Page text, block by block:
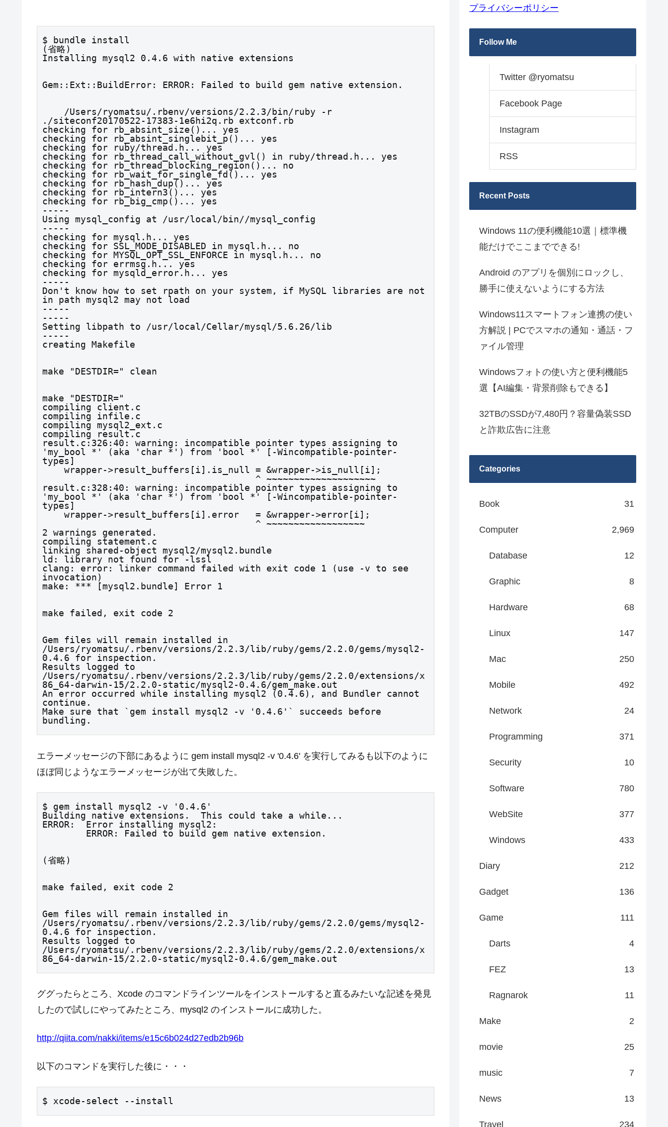
$ bundle install
(省略)
Installing mysql2 0.4.6 with native extensions
Gem::Ext::BuildError: ERROR: Failed to build gem native extension.
./siteconf20170522-17383-1e6hi2q.rb extconf.rb
checking for rb_absint_size()... yes
checking for rb_absint_singlebit_p()... yes
checking for ruby/thread.h... yes
checking for rb_thread_call_without_gvl() in ruby/thread.h... yes
checking for rb_thread_blocking_region()... no
checking for rb_wait_for_single_fd()... yes
checking for rb_hash_dup()... yes
checking for rb_intern3()... yes
checking for rb_big_cmp()... yes
-----
Using mysql_config at /usr/local/bin//mysql_config
-----
checking for mysql.h... yes
checking for SSL_MODE_DISABLED in mysql.h... no
checking for MYSQL_OPT_SSL_ENFORCE in mysql.h... no
checking for errmsg.h... yes
checking for mysqld_error.h... yes
-----
Don't know how to set rpath on your system, if MySQL libraries are not
in path mysql2 may not load
-----
-----
Setting libpath to /usr/local/Cellar/mysql/5.6.26/lib
-----
creating Makefile
make "DESTDIR=" clean
make "DESTDIR="
compiling client.c
compiling infile.c
compiling mysql2_ext.c
compiling result.c
result.c:326:40: warning: incompatible pointer types assigning to
'my_bool *' (aka 'char *') from 'bool *' [-Wincompatible-pointer-
types]
result.c:328:40: warning: incompatible pointer types assigning to
'my_bool *' (aka 'char *') from 'bool *' [-Wincompatible-pointer-
types]
2 warnings generated.
compiling statement.c
linking shared-object mysql2/mysql2.bundle
ld: library not found for -lssl
clang: error: linker command failed with exit code 1 (use -v to see
invocation)
make: *** [mysql2.bundle] Error 1
make failed, exit code 2
Gem files will remain installed in
/Users/ryomatsu/.rbenv/versions/2.2.3/lib/ruby/gems/2.2.0/gems/mysql2-
0.4.6 for inspection.
Results logged to
/Users/ryomatsu/.rbenv/versions/2.2.3/lib/ruby/gems/2.2.0/extensions/x
86_64-darwin-15/2.2.0-static/mysql2-0.4.6/gem_make.out
An error occurred while installing mysql2 (0.4.6), and Bundler cannot
continue.
Make sure that `gem install mysql2 -v '0.4.6'` succeeds before
bundling.
エラーメッセージの下部にあるように gem install mysql2 -v '0.4.6' を実行してみるも以下のように
ほぼ同じようなエラーメッセージが出て失敗した。
$ gem install mysql2 -v '0.4.6'
Building native extensions.  This could take a while...
ERROR:  Error installing mysql2:
        ERROR: Failed to build gem native extension.
(省略)
make failed, exit code 2
Gem files will remain installed in
/Users/ryomatsu/.rbenv/versions/2.2.3/lib/ruby/gems/2.2.0/gems/mysql2-
0.4.6 for inspection.
Results logged to
/Users/ryomatsu/.rbenv/versions/2.2.3/lib/ruby/gems/2.2.0/extensions/x
86_64-darwin-15/2.2.0-static/mysql2-0.4.6/gem_make.out
ググったらところ、Xcode のコマンドラインツールをインストールすると直るみたいな記述を発見
したので試しにやってみたところ、mysql2 のインストールに成功した。
http://qiita.com/nakki/items/e15c6b024d27edb2b96b
以下のコマンドを実行した後に・・・
$ xcode-select --install
プライバシーポリシー
Follow Me
Twitter @ryomatsu
Facebook Page
Instagram
RSS
Recent Posts
Windows 11の便利機能10選｜標準機
能だけでここまでできる!
Android のアプリを個別にロックし、
勝手に使えないようにする方法
Windows11スマートフォン連携の使い
方解説 | PCでスマホの通知・通話・フ
ァイル管理
Windowsフォトの使い方と便利機能5
選【AI編集・背景削除もできる】
32TBのSSDが7,480円？容量偽装SSD
と詐欺広告に注意
Categories
Book 31
Computer 2,969
Database 12
Graphic 8
Hardware 68
Linux 147
Mac 250
Mobile 492
Network 24
Programming 371
Security 10
Software 780
WebSite 377
Windows 433
Diary 212
Gadget 136
Game 111
Darts 4
FEZ 13
Ragnarok 11
Make 2
movie 25
music 7
News 13
Travel 234